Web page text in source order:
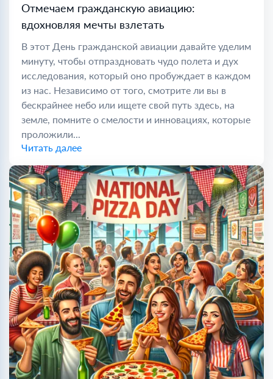
Отмечаем гражданскую авиацию:
вдохновляя мечты взлетать
В этот День гражданской авиации давайте уделим
минуту, чтобы отпраздновать чудо полета и дух
исследования, который оно пробуждает в каждом
из нас. Независимо от того, смотрите ли вы в
бескрайнее небо или ищете свой путь здесь, на
земле, помните о смелости и инновациях, которые
проложили...
Читать далее